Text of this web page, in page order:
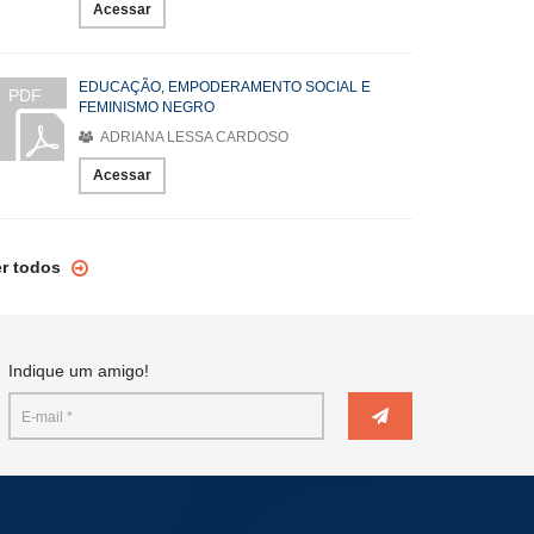
Acessar
PDF
EDUCAÇÃO, EMPODERAMENTO SOCIAL E
FEMINISMO NEGRO
ADRIANA LESSA CARDOSO
Acessar
todos
Indique um amigo!